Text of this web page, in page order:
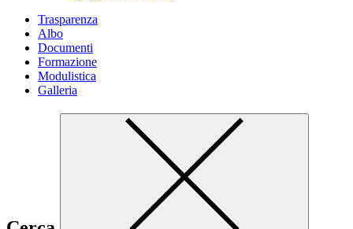
Trasparenza
Albo
Documenti
Formazione
Modulistica
Galleria